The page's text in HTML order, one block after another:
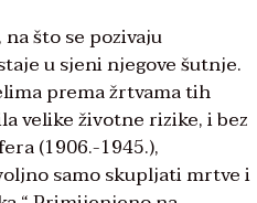
što se pozivaju
u sjeni njegove šutnje.
prema žrtvama tih
velike životne rizike, i bez
(1906.-1945.),
samo skupljati mrtve i